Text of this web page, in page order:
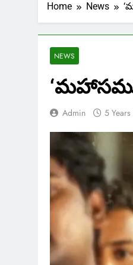
Home News
NEWS
Admin 5